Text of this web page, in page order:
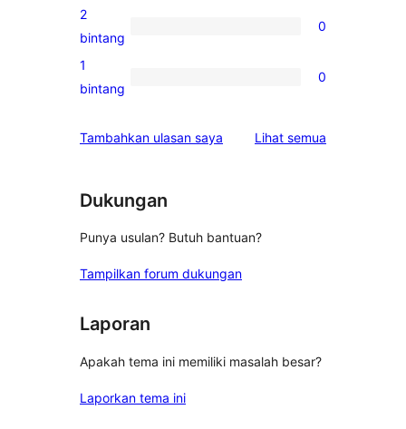
ulasan
3-
0
ulasan
2-
2
bintang
0
0
1-
1
bintang
0
Tambahkan ulasan saya Lihat semua
Dukungan
Punya usulan? Butuh bantuan?
Tampilkan forum dukungan
Laporan
Apakah tema ini memiliki masalah besar?
Laporkan tema ini